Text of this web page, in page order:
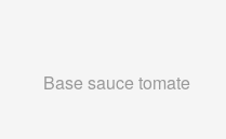
Base sauce tomate